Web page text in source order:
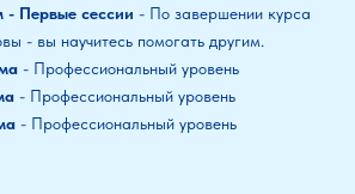
- Первые сессии - По завершении курса
- вы научитесь помогать другим.
- Профессиональный уровень
- Профессиональный уровень
- Профессиональный уровень